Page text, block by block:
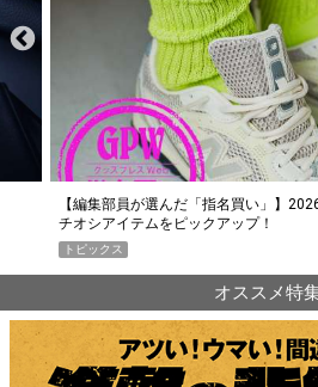
「買って損なし」の極上スマホ5選【
AWARD】
トピックス
オススメ特